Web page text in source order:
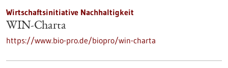
Wirtschaftsinitiative Nachhaltigkeit
WIN-Charta
https://www.bio-pro.de/biopro/win-charta